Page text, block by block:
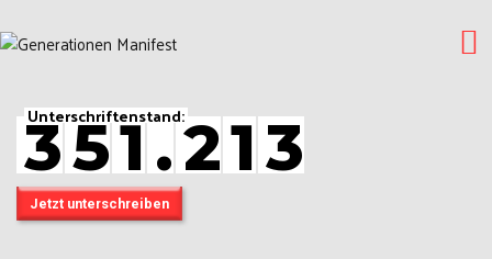
Unterschriftenstand:
351.213
Jetzt unterschreiben